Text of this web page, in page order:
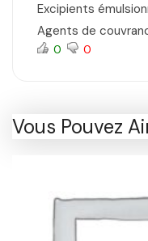
Excipients
Agents de
0 0
Vous Pouvez